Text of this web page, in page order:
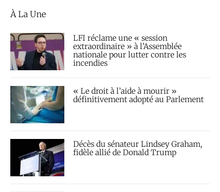
À La Une
LFI réclame une « session
extraordinaire » à l’Assemblée
nationale pour lutter contre les
incendies
« Le droit à l’aide à mourir »
définitivement adopté au Parlement
Décès du sénateur Lindsey Graham,
fidèle allié de Donald Trump